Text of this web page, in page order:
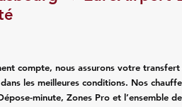
compte, nous assurons votre
les meilleures conditions. Nos
minute, Zones Pro et l’ensemble